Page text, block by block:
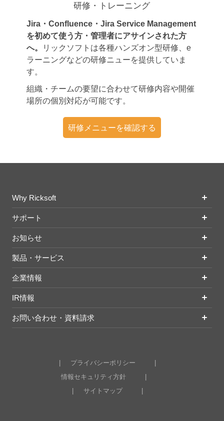
研修・トレーニング
Jira・Confluence・Jira Service Management
を初めて使う方・管理者にアサインされた方
へ。
リックソフトは各種ハンズオン型研修、e
ラーニングなどの研修ニューを提供していま
す。
組織・チームの要望に合わせて研修内容や開催
場所の個別対応が可能です。
研修メニューを確認する
Why Ricksoft
サポート
お知らせ
製品・サービス
企業情報
IR情報
お問い合わせ・資料請求
プライバシーポリシー
情報セキュリティ方針
サイトマップ